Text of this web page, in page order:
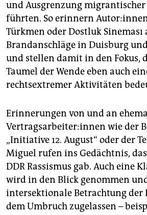
und Ausgrenzung
führten. So erinnern
Türkmen oder Dostluk Sineması
Brandanschläge in Duisburg
und stellen damit in den Fokus,
Taumel der Wende eben auch
rechtsextremer Aktivitäten
Erinnerungen von und an
Vertragsarbeiter:innen wie der
„Initiative 12. August“ oder der
Miguel rufen ins Gedächtnis,
DDR Rassismus gab. Auch eine
wird in den Blick genommen
intersektionale Betrachtung
dem Umbruch zugelassen –